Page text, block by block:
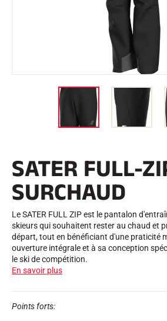
Trousses et Mallettes
Structure Nordique
Atelier, Pistes,
EQUIPEMENTS
Casques de Ski
Casques de Vélo
Lunettes de soleil
Bâtons
Protections
Roller Ski
TEXTILE
Textile Ski Alpin
Textile Ski Nordique
Textile Vélo
Underwear
Entretien textile
Lifestyle
Sacs
CHRONOMÉTRAGE
Transpondeurs et
VÉLO DE ROUTE
VTT
SATER FULL-
SURCHAUD
Le SATER FULL ZIP est le pantalon
skieurs qui souhaitent rester au chaud et
départ, tout en bénéficiant d'une praticité
ouverture intégrale et à sa conception
le ski de compétition.
En savoir plus
Points forts: